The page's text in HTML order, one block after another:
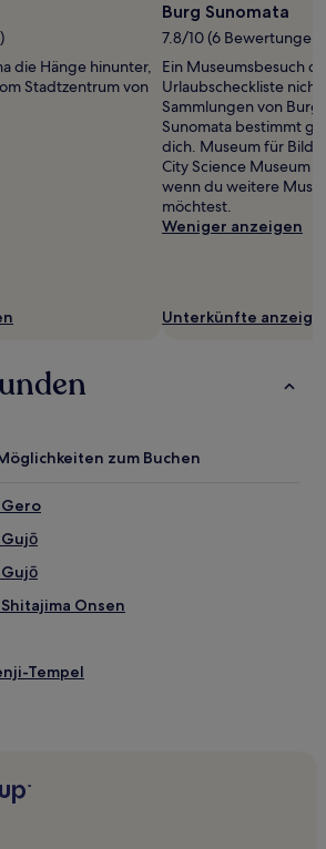
die Hänge hinunter,
Stadtzentrum von
Burg Sunomata
7.8/10 (6 Bewertungen)
Ein Museumsbesuch
Urlaubscheckliste
Sammlungen von Burg
Sunomata bestimmt
dich. Museum für
City Science Museum
wenn du weitere
möchtest.
Weniger anzeigen
Unterkünfte
zum Buchen
Onsen
Tempel
Jokamachi Plaza
Gifu